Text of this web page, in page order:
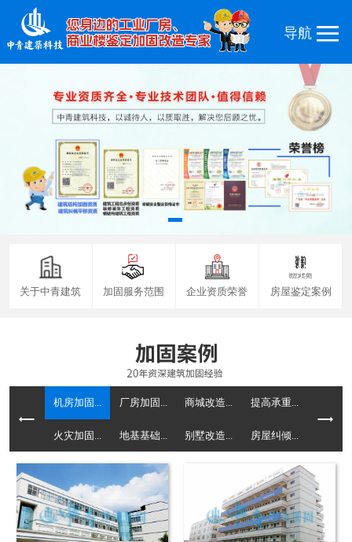
关于中青建筑 加固服务范围 企业资质荣誉 房屋鉴定案例
机房加固... 厂房加固... 商城改造... 提高承重...
火灾加固... 地基基础... 别墅改造... 房屋纠倾...